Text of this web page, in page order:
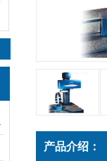
产品介绍：